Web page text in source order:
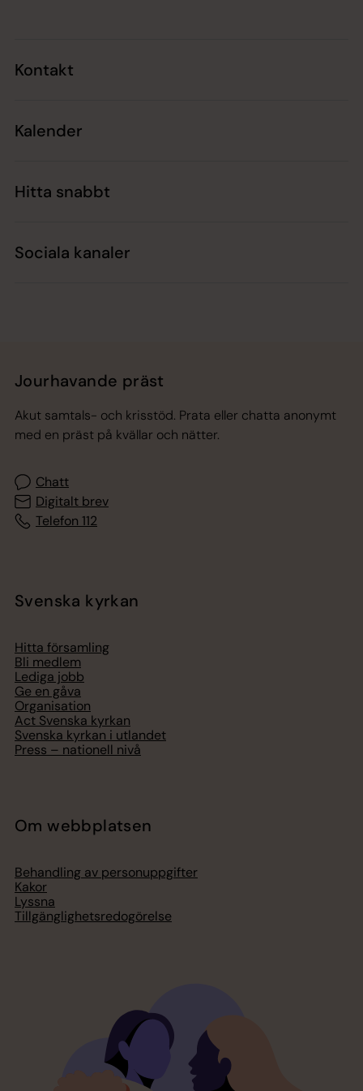
Kontakt
Kalender
Hitta snabbt
Sociala kanaler
Jourhavande präst
Akut samtals- och krisstöd. Prata eller chatta anonymt
med en präst på kvällar och nätter.
Chatt
Digitalt brev
Telefon 112
Svenska kyrkan
Hitta församling
Bli medlem
Lediga jobb
Ge en gåva
Organisation
Act Svenska kyrkan
Svenska kyrkan i utlandet
Press – nationell nivå
Om webbplatsen
Behandling av personuppgifter
Kakor
Lyssna
Tillgänglighetsredogörelse